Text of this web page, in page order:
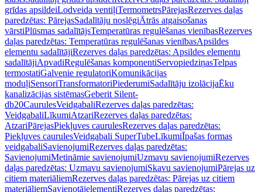
grīdas apsildeiLodveida ventiļiTermometrsPārejasRezerves daļas
paredzētas: PārejasSadalītāju noslēgiĀtrās atgaisošanas
vārstiPlūsmas sadalītājsTemperatūras regulēšanas vienībasRezerves
daļas paredzētas: Temperatūras regulēšanas vienībasApsildes
elementu sadalītājiRezerves daļas paredzētas: Apsildes elementu
sadalītājiApvadiRegulēšanas komponentiServopiedziņasTelpas
termostatiGalvenie regulatoriKomunikācijas
moduļiSensoriTransformatoriPiederumiSadalītāju izolācijaĒku
kanalizācijas sistēmasGeberit Silent-
db20CaurulesVeidgabaliRezerves daļas paredzētas:
VeidgabaliLīkumiAtzariRezerves daļas paredzētas:
AtzariPārejasPiekļuves caurulesRezerves daļas paredzētas:
Piekļuves caurulesVeidgabali SuperTubeLīkumiĪpašas formas
veidgabaliSavienojumiRezerves daļas paredzētas:
SavienojumiMetināmie savienojumiUzmavu savienojumiRezerves
daļas paredzētas: Uzmavu savienojumiSkavu savienojumiPārejas uz
citiem materiāliemRezerves daļas paredzētas: Pārejas uz citiem
materiāliemSavienotājelementiRezerves daļas paredzētas: